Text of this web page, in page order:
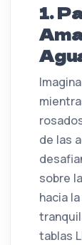
1.
de las
sobre
hacia
tablas